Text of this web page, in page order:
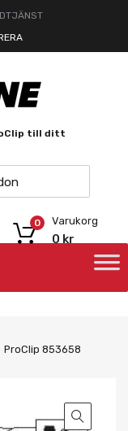
till ditt
Varukorg
0 kr
0
ProClip 853658